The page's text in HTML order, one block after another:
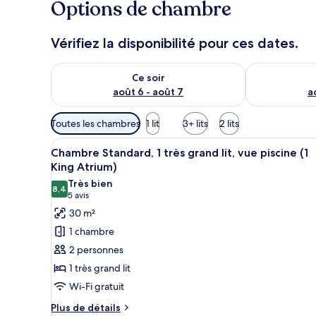
Options de chambre
Vérifiez la disponibilité pour ces dates.
Ce soir
août 6 - août 7
Vérifier la disponibilité pour ce soir août 6 - août 7
Vérifier la
Filtres
disponibles
pour
les
chambres
Toutes les chambres 1 lit 3+ lits 2 lits
Afficher
toutes
les
photos
pour
ce
type
de
chambre :
Chambre
Standard,
Vue depuis une fenêtre, avec
3
Chambre Standard, 1 très grand lit, vue piscine (1
King Atrium)
8,48,4 sur 10
Très bien
5 avis
(5 avis)
30 m²
1 chambre
2 personnes
1 très grand lit
Wi-Fi gratuit
Plus de détails
Plus